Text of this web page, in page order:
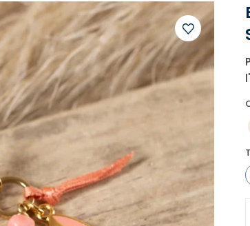
Ajouter
votre
liste